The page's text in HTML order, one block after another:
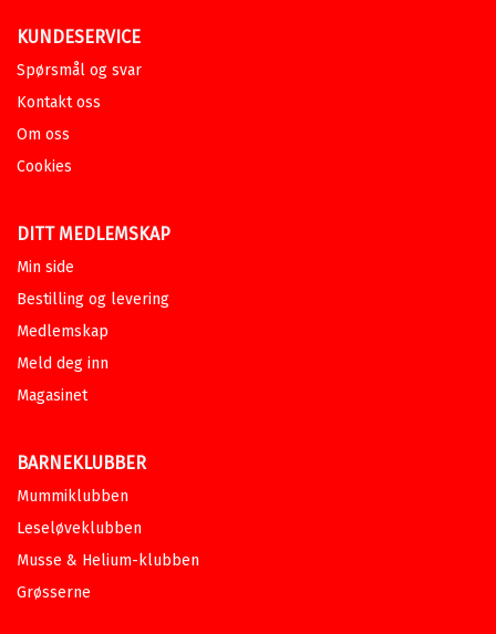
KUNDESERVICE
Spørsmål og svar
Kontakt oss
Om oss
Cookies
DITT MEDLEMSKAP
Min side
Bestilling og levering
Medlemskap
Meld deg inn
Magasinet
BARNEKLUBBER
Mummiklubben
Leseløveklubben
Musse & Helium-klubben
Grøsserne